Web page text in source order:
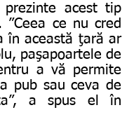
acest tip
”Ceea ce nu cred
în această ţară ar
paşapoartele de
a vă permite
pub sau ceva de
a spus el în